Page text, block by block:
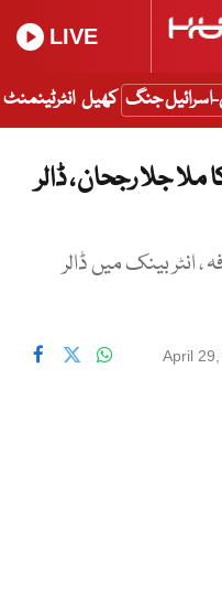
LIVE
اسرائیل جنگ کھیل انٹرٹینمنٹ
جلا رجحان ، ڈالر
اضافہ ، انٹر بینک میں ڈالر
April